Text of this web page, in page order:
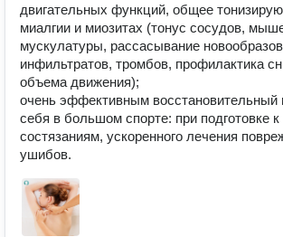
двигательных функций, общее
миалгии и миозитах (тонус сосудов,
мускулатуры, рассасывание
инфильтратов, тромбов, профилактика
объема движения);
очень эффективным восстановительный
себя в большом спорте: при подготовке
состязаниям, ускоренного лечения
ушибов.